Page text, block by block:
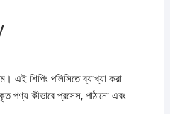
শিপিং পলিসিতে ব্যাখ্যা করা
পণ্য কীভাবে প্রসেস, পাঠানো এবং